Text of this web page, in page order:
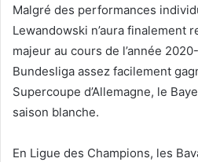
Malgré des performances
Lewandowski n’aura finalement
majeur au cours de l’année
Bundesliga assez facilement
Supercoupe d’Allemagne, le
saison blanche.
En Ligue des Champions, les